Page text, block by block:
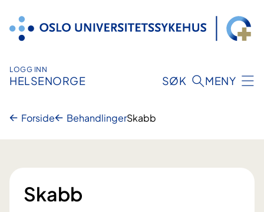
innhold
LOGG INN
HELSENORGE SØK MENY
Forside BehandlingerSkabb
Skabb